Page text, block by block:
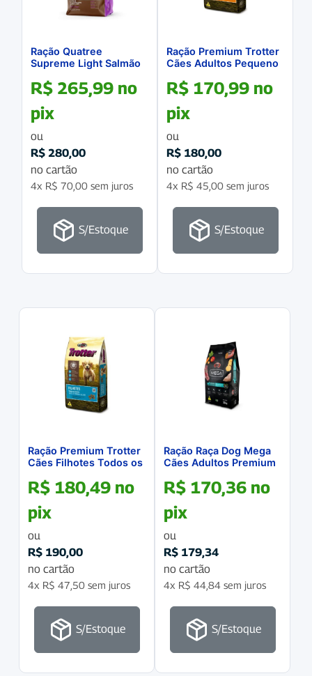
Ração Quatree
Supreme Light Salmão
Adultos Todas as Raças
15Kg
R$ 265,99 no
pix
ou
R$ 280,00
no cartão
4x R$ 70,00 sem juros
S/Estoque
Ração Premium Trotter
Cães Adultos Pequeno
R$ 170,99 no
pix
ou
R$ 180,00
no cartão
4x R$ 45,00 sem juros
S/Estoque
Ração Premium Trotter
Cães Filhotes Todos os
R$ 180,49 no
pix
ou
R$ 190,00
no cartão
4x R$ 47,50 sem juros
S/Estoque
Ração Raça Dog Mega
Cães Adultos Premium
R$ 170,36 no
pix
ou
R$ 179,34
no cartão
4x R$ 44,84 sem juros
S/Estoque